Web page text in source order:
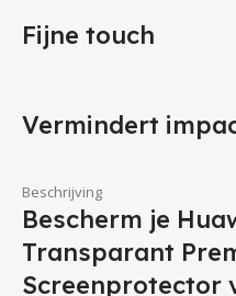
Fijne touch
Vermindert
Beschrijving
Bescherm je
Transparant
Screenprotector